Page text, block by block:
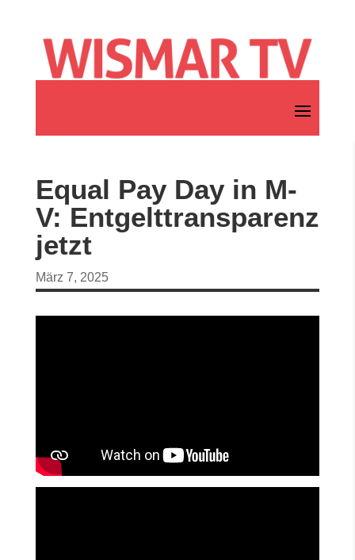
Equal Pay Day in M-
V: Entgelttransparenz
jetzt
März 7, 2025